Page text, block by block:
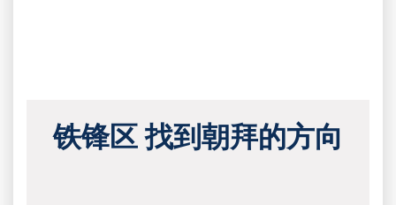
铁锋区 找到朝拜的方向